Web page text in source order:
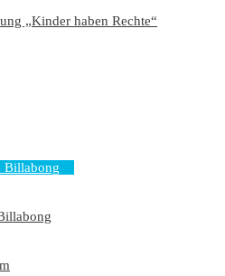
„Kinder haben Rechte“
Billabong